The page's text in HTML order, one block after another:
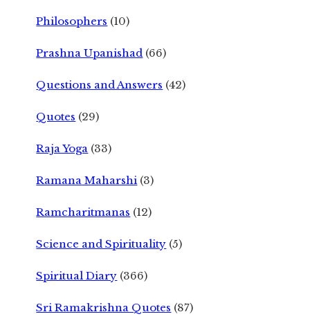
Philosophers (10)
Prashna Upanishad (66)
Questions and Answers (42)
Quotes (29)
Raja Yoga (33)
Ramana Maharshi (3)
Ramcharitmanas (12)
Science and Spirituality (5)
Spiritual Diary (366)
Sri Ramakrishna Quotes (87)